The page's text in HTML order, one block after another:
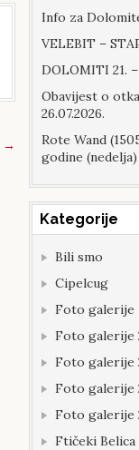
→
Info za
VELEBIT –
DOLOMITI 21.
Obavijest o
26.07.2026.
Rote Wand
godine (nedelja)
Kategorije
Bili smo
Cipelcug
Foto galerije
Foto galerije
Foto galerije
Foto galerije
Foto galerije
Ftičeki Belica